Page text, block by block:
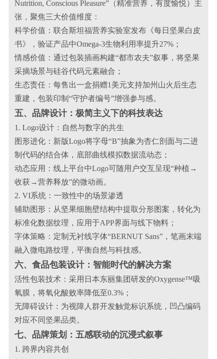
Nutrition, Conscious Pleasure”（精准营养，有度愉悦）主
张，聚焦三大价值维度：
科学价值：联合斯坦福营养实验室发布《每日坚果白皮
书》，验证产品中Omega-3生物利用率提升27%；
情感价值：通过包装插画构建“都市农夫”叙事，将坚果
采摘场景与硅谷代码元素融合；
生态责任：每售出一盒捐赠1美元支持加州山火后生态
重建，包装印制“守护者编号”增强参与感。
五、品牌设计：极简主义下的科技表达
1. Logo设计：自然与数字的共生
图形进化：新版Logo将字母“B”抽象为杏仁剖面与二进
制代码的结合体，底部曲线模拟数据流动态；
动态应用：线上平台中Logo可随用户交互呈现“种植→
收获→营养释放”的微动画。
2. VI系统：一致性中的场景渗透
辅助图形：从坚果细胞壁结构中提取分形图案，转化为
标准化数据纹理，应用于APP界面与线下物料；
字体策略：定制无衬线字体“BERNUT Sans”，笔画末端
融入微电路纹理，平衡自然与科技感。
六、食品包装设计：智能时代的解决方案
活性包装技术：采用日本东丽集团研发的Oxygense™吸
氧膜，将氧化酸败率降低至0.3%；
无障碍设计：为视障人群开发触觉标识系统，凹凸编码
对应不同坚果品类。
七、品牌策划：五感联动的沉浸式叙事
1. 跨界内容共创